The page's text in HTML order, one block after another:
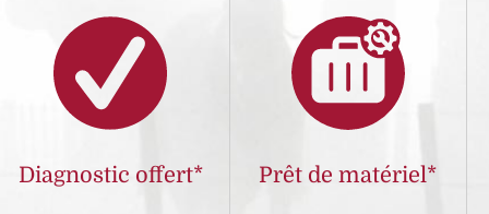
Diagnostic offert* Prêt de matériel*